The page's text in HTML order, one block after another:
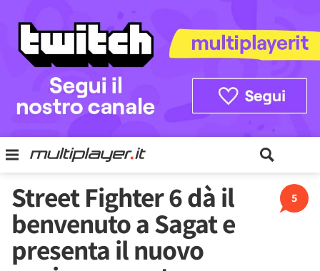
5
Street Fighter 6 dà il
benvenuto a Sagat e
presenta il nuovo